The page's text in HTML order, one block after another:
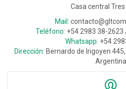
Casa central
Mail:
Teléfono: +54 2983 38-
Whatsapp: +54
Dirección: Bernardo de Irigoyen
Argentina